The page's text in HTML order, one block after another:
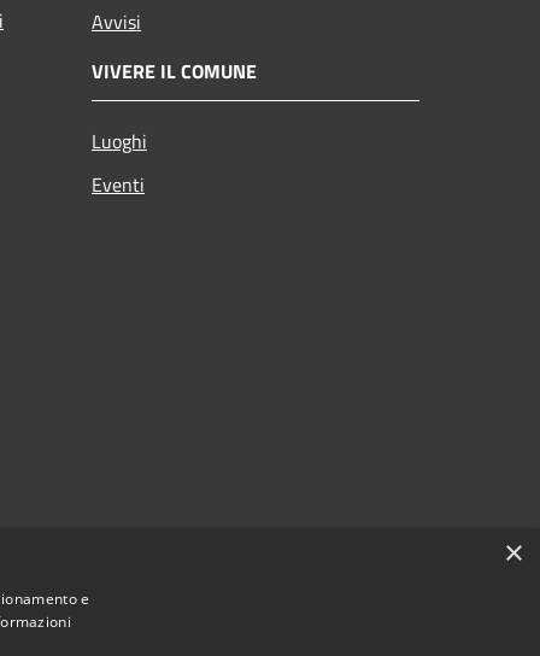
Avvisi
VIVERE IL COMUNE
Luoghi
Eventi
×
e